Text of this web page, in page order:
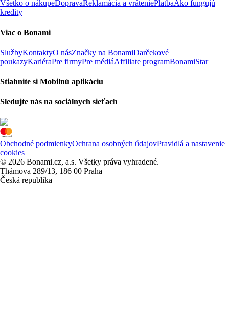
Všetko o nákupeDopravaReklamácia a vráteniePlatbaAko fungujú
kredity
Viac o Bonami
SlužbyKontaktyO násZnačky na BonamiDarčekové
poukazyKariéraPre firmyPre médiáAffiliate programBonamiStar
Stiahnite si Mobilnú aplikáciu
Sledujte nás na sociálnych sieťach
Obchodné podmienkyOchrana osobných údajovPravidlá a nastavenie
cookies
© 2026 Bonami.cz, a.s. Všetky práva vyhradené.
Thámova 289/13, 186 00 Praha
Česká republika